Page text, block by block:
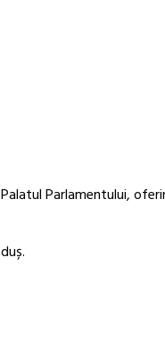
Parlamentului,